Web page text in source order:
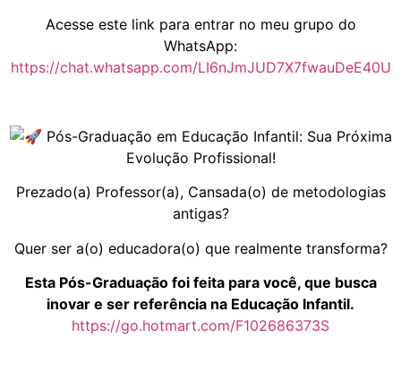
Acesse este link para entrar no meu grupo do
WhatsApp:
https://chat.whatsapp.com/LI6nJmJUD7X7fwauDeE40U
Pós-Graduação em Educação Infantil: Sua Próxima
Evolução Profissional!
Prezado(a) Professor(a), Cansada(o) de metodologias
antigas?
Quer ser a(o) educadora(o) que realmente transforma?
Esta Pós-Graduação foi feita para você, que busca
inovar e ser referência na Educação Infantil.
https://go.hotmart.com/F102686373S